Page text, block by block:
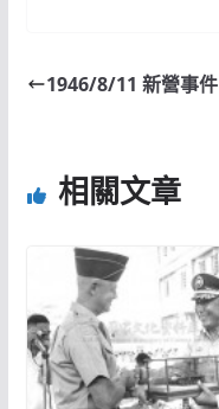
1946/8/11 新營事件
相關文章